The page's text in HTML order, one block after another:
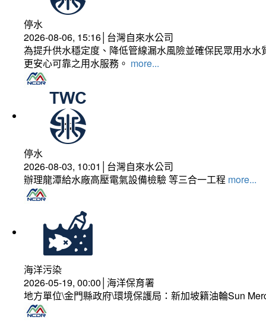
停水
2026-08-06, 15:16│台灣自來水公司
為提升供水穩定度、降低管線漏水風險並確保民眾用水
更安心可靠之用水服務。 more...
停水
2026-08-03, 10:01│台灣自來水公司
辦理龍潭給水廠高壓電氣設備檢驗 等三合一工程 more...
海洋污染
2026-05-19, 00:00│海洋保育署
地方單位\金門縣政府\環境保護局：新加坡籍油輪Sun